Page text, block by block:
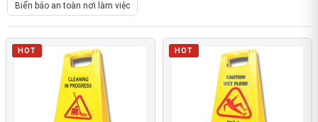
Biển báo an toàn nơi làm việc
HOT HOT